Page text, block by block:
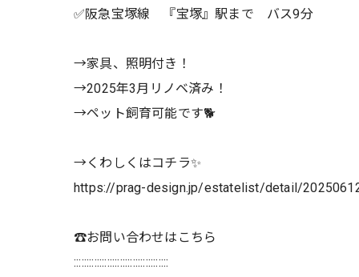
✅阪急宝塚線 『宝塚』駅まで バス9分
→家具、照明付き！
→2025年3月リノベ済み！
→ペット飼育可能です🐕
→くわしくはコチラ✨
https://prag-design.jp/estatelist/detail/
☎️お問い合わせはこちら
:::::::::::::::::::::::::::::::::::::